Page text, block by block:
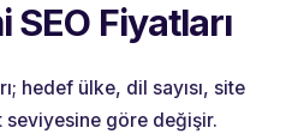
SEO Fiyatları
hedef ülke, dil sayısı, site
göre değişir.